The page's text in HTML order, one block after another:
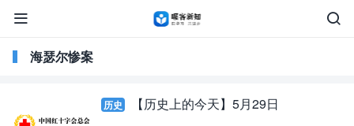


海瑟尔惨案
历史 【历史上的今天】5月29日